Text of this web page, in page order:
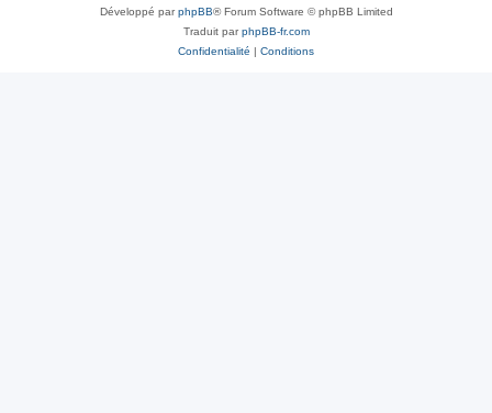
Développé parphpBB® Forum Software © phpBB Limited
Traduit parphpBB-fr.com
Confidentialité | Conditions